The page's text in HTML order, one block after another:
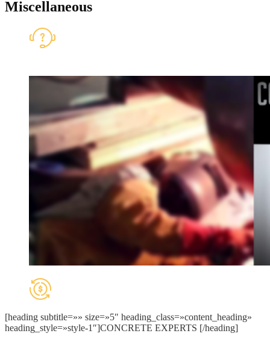
Miscellaneous
[heading subtitle=»» size=»5″ heading_class=»content_heading»
heading_style=»style-1″]CONCRETE EXPERTS [/heading]